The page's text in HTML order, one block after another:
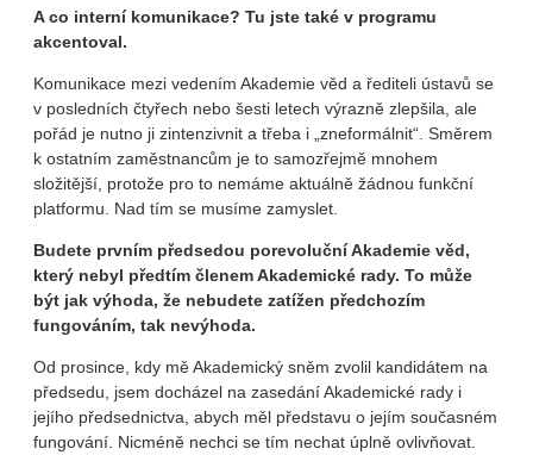
A co interní komunikace? Tu jste také v programu
akcentoval.
Komunikace mezi vedením Akademie věd a řediteli ústavů se
v posledních čtyřech nebo šesti letech výrazně zlepšila, ale
pořád je nutno ji zintenzivnit a třeba i „zneformálnit“. Směrem
k ostatním zaměstnancům je to samozřejmě mnohem
složitější, protože pro to nemáme aktuálně žádnou funkční
platformu. Nad tím se musíme zamyslet.
Budete prvním předsedou porevoluční Akademie věd,
který nebyl předtím členem Akademické rady. To může
být jak výhoda, že nebudete zatížen předchozím
fungováním, tak nevýhoda.
Od prosince, kdy mě Akademický sněm zvolil kandidátem na
předsedu, jsem docházel na zasedání Akademické rady i
jejího předsednictva, abych měl představu o jejím současném
fungování. Nicméně nechci se tím nechat úplně ovlivňovat.